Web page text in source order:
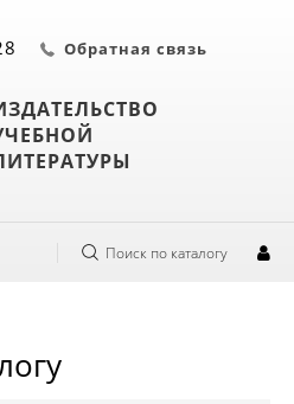
Обратная связь
Поиск по каталогу